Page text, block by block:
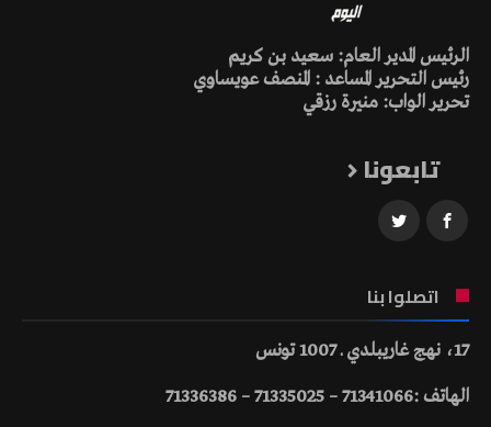
الرئيس المدير العام: سعيد بن كريم
رئيس التحرير المساعد : المنصف عويساوي
تحرير الواب: منيرة رزقي
تابعونا
اتصلوا بنا
17، نهج غاريبلدي ـ 1007 تونس
الهاتف :71341066 – 71335025 – 71336386